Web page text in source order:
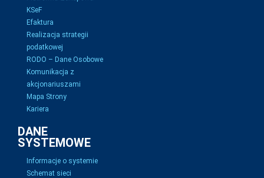
KSeF
Efaktura
Realizacja strategii
podatkowej
RODO – Dane Osobowe
Komunikacja z
akcjonariuszami
Mapa Strony
Kariera
DANE
SYSTEMOWE
Informacje o systemie
Schemat sieci